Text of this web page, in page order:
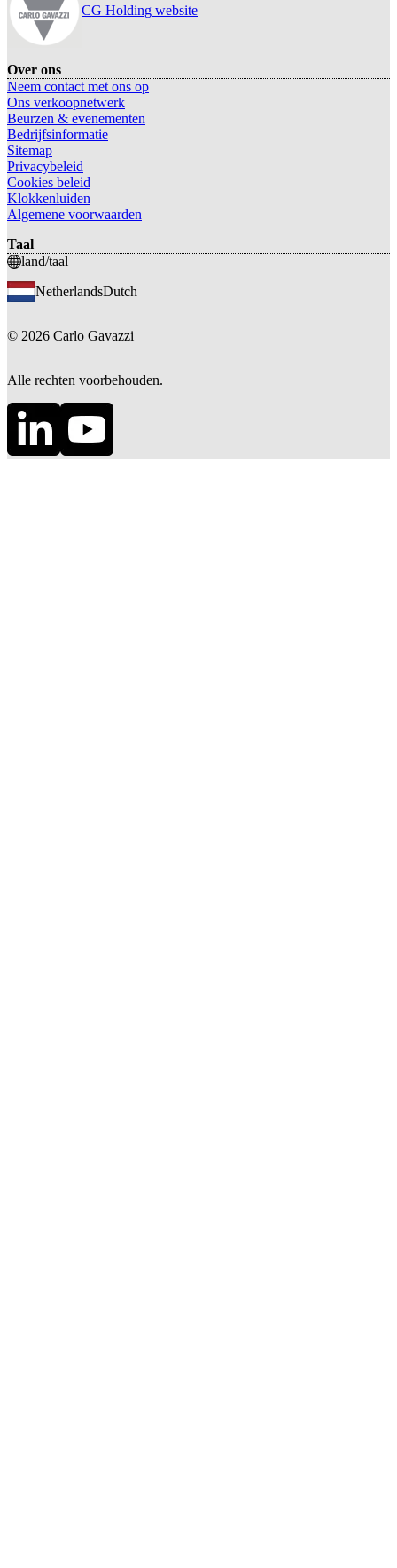
CG Holding website
Over ons
Neem contact met ons op
Ons verkoopnetwerk
Beurzen & evenementen
Bedrijfsinformatie
Sitemap
Privacybeleid
Cookies beleid
Klokkenluiden
Algemene voorwaarden
Taal
land/taal
NetherlandsDutch
© 2026 Carlo Gavazzi
Alle rechten voorbehouden.